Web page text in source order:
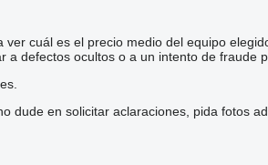
cuál es el precio medio del equipo
defectos ocultos o a un intento de fraude
en solicitar aclaraciones, pida fotos